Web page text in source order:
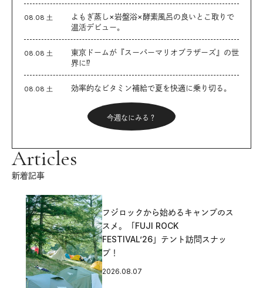
08.08 土
よもぎ蒸し×岩盤浴×酵素風呂の良いとこ取りで
温活デビュー。
08.08 土
東京ドームが『スーパーマリオブラザーズ』の世
界に⁉︎
08.08 土 効率的なビタミン補給で夏を快適に乗り切る。
今週なにみる？
Articles
新着記事
フジロックから始めるキャンプのス
スメ。「FUJI ROCK
FESTIVAL’26」テント訪問スナッ
プ！
2026.08.07